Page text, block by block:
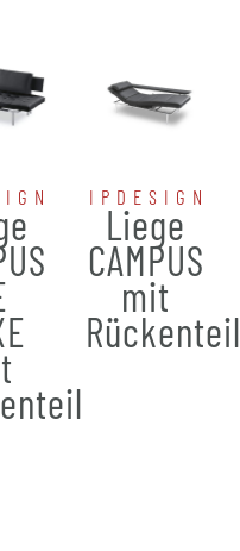
IPDESIGN
Liege
CAMPUS
mit
Rückenteil